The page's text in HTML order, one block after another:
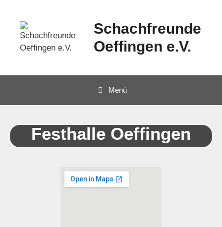
Schachfreunde
Oeffingen e.V.
Menü
Festhalle Oeffingen